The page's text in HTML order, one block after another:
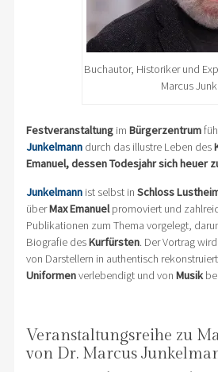
Buchautor, Historiker und
Marcus
Festveranstaltungim Bürgerzentrum
Junkelmanndurch das illustre Leben des
Emanuel, dessen Todesjahr sich heuer
Junkelmannist selbst in Schloss
überMax Emanuelpromoviert und
Publikationen zum Thema vorgelegt,
Biografie desKurfürsten. Der Vortrag
von Darstellern in authentisch
Uniformenverlebendigt und von Musik
Veranstaltungsreihe zu
von Dr. Marcus